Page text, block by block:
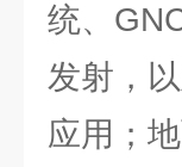
统、
发射，
应用；